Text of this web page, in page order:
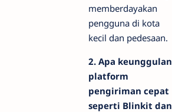
memberdayakan
pengguna di kota
kecil dan pedesaan.
2. Apa keunggulan
platform
pengiriman cepat
seperti Blinkit dan